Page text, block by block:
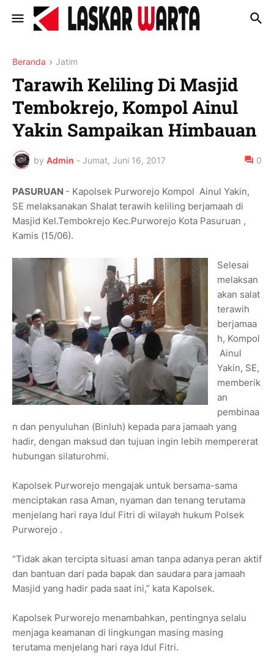
Beranda Jatim
Tarawih Keliling Di Masjid
Tembokrejo, Kompol Ainul
Yakin Sampaikan Himbauan
by Admin - Jumat, Juni 16, 2017 0
PASURUAN - Kapolsek Purworejo Kompol Ainul Yakin,
SE melaksanakan Shalat terawih keliling berjamaah di
Masjid Kel.Tembokrejo Kec.Purworejo Kota Pasuruan ,
Kamis (15/06).
Selesai
melaksan
akan salat
terawih
berjamaa
h, Kompol
Ainul
Yakin, SE,
memberik
an
pembinaa
n dan penyuluhan (Binluh) kepada para jamaah yang
hadir, dengan maksud dan tujuan ingin lebih mempererat
hubungan silaturohmi.
Kapolsek Purworejo mengajak untuk bersama-sama
menciptakan rasa Aman, nyaman dan tenang terutama
menjelang hari raya Idul Fitri di wilayah hukum Polsek
Purworejo .
”Tidak akan tercipta situasi aman tanpa adanya peran aktif
dan bantuan dari pada bapak dan saudara para jamaah
Masjid yang hadir pada saat ini,” kata Kapolsek.
Kapolsek Purworejo menambahkan, pentingnya selalu
menjaga keamanan di lingkungan masing masing
terutama menjelang hari raya Idul Fitri.